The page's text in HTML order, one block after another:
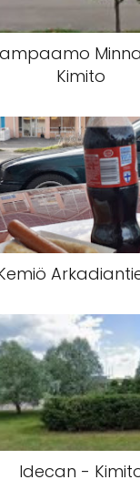
Kimito
Idecan -